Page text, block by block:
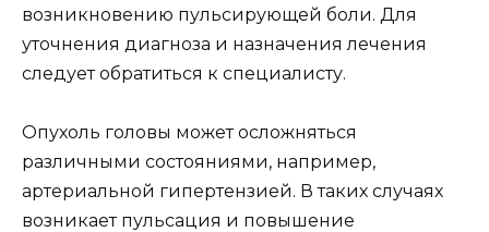
возникновению пульсирующей боли. Для
уточнения диагноза и назначения лечения
следует обратиться к специалисту.
Опухоль головы может осложняться
различными состояниями, например,
артериальной гипертензией. В таких случаях
возникает пульсация и повышение